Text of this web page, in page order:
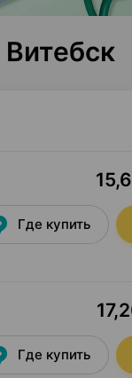
Где купить
Где купить